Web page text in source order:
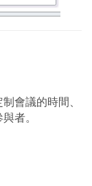
會議的時間、
者。